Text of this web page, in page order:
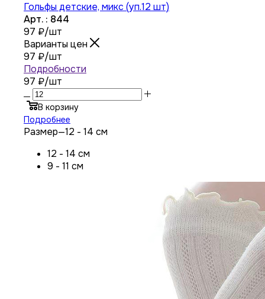
Гольфы детские, микс (уп.12 шт)
Арт. : 844
97 ₽/шт
Варианты цен
97 ₽/шт
Подробности
97 ₽/шт
В корзину
Подробнее
Размер—12 - 14 см
12 - 14 см
9 - 11 см